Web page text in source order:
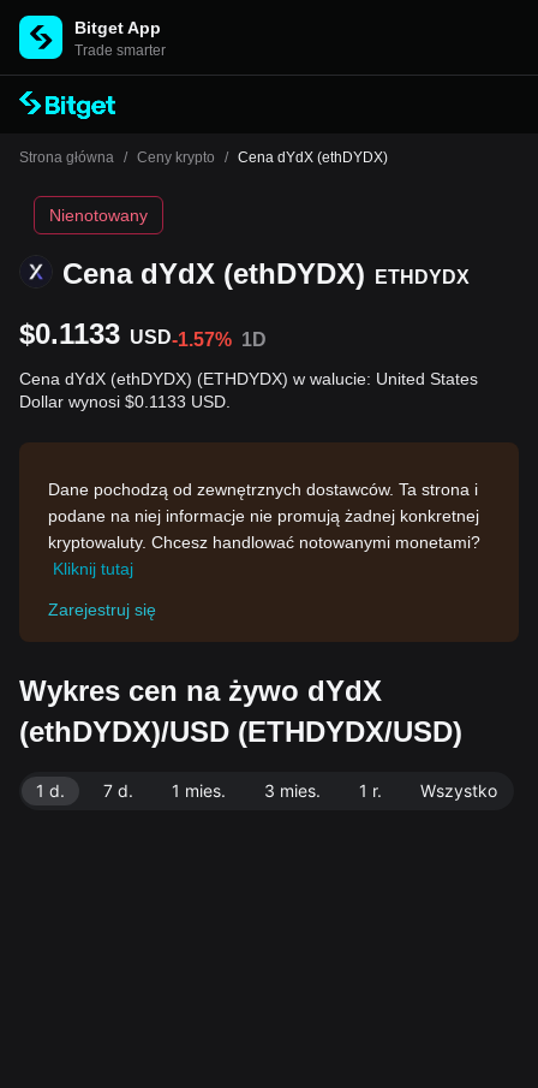
Bitget App
Trade smarter
Strona główna / Ceny krypto / Cena dYdX (ethDYDX)
Cena dYdX (ethDYDX) ETHDYDX
Nienotowany
$0.1133 USD-1.57% 1D
Cena dYdX (ethDYDX) (ETHDYDX) w walucie: United States
Dollar wynosi $0.1133 USD.
Dane pochodzą od zewnętrznych dostawców. Ta strona i
podane na niej informacje nie promują żadnej konkretnej
kryptowaluty. Chcesz handlować notowanymi monetami?
Kliknij tutaj
Zarejestruj się
Wykres cen na żywo dYdX
(ethDYDX)/USD (ETHDYDX/USD)
1 d. 7 d. 1 mies. 3 mies. 1 r. Wszystko